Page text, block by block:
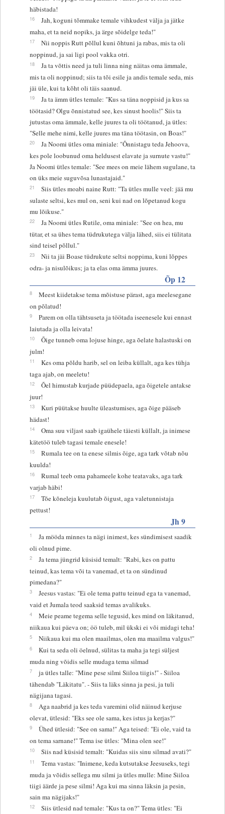
häbistada!
16
Jah, koguni tõmmake temale vihkudest välja ja jätke
maha, et ta neid nopiks, ja ärge sõidelge teda!"
17
Nii noppis Rutt põllul kuni õhtuni ja rabas, mis ta oli
noppinud, ja sai ligi pool vakka otri.
18
Ja ta võttis need ja tuli linna ning näitas oma ämmale,
mis ta oli noppinud; siis ta tõi esile ja andis temale seda, mis
jäi üle, kui ta kõht oli täis saanud.
19
Ja ta ämm ütles temale: "Kus sa täna noppisid ja kus sa
töötasid? Olgu õnnistatud see, kes sinust hoolis!" Siis ta
jutustas oma ämmale, kelle juures ta oli töötanud, ja ütles:
"Selle mehe nimi, kelle juures ma täna töötasin, on Boas!"
20
Ja Noomi ütles oma miniale: "Õnnistagu teda Jehoova,
kes pole loobunud oma heldusest elavate ja surnute vastu!"
Ja Noomi ütles temale: "See mees on meie lähem sugulane, ta
on üks meie suguvõsa lunastajaid."
21
Siis ütles moabi naine Rutt: "Ta ütles mulle veel: jää mu
sulaste seltsi, kes mul on, seni kui nad on lõpetanud kogu
mu lõikuse."
22
Ja Noomi ütles Rutile, oma miniale: "See on hea, mu
tütar, et sa ühes tema tüdrukutega välja lähed, siis ei tülitata
sind teisel põllul."
23
Nii ta jäi Boase tüdrukute seltsi noppima, kuni lõppes
odra- ja nisulõikus; ja ta elas oma ämma juures.
Õp 12
8
Meest kiidetakse tema mõistuse pärast, aga meelesegane
on põlatud!
9
Parem on olla tähtsuseta ja töötada iseenesele kui ennast
laiutada ja olla leivata!
10
Õige tunneb oma lojuse hinge, aga õelate halastuski on
julm!
11
Kes oma põldu harib, sel on leiba küllalt, aga kes tühja
taga ajab, on meeletu!
12
Õel himustab kurjade püüdepaela, aga õigetele antakse
juur!
13
Kuri püütakse huulte üleastumises, aga õige pääseb
hädast!
14
Oma suu viljast saab igaühele täiesti küllalt, ja inimese
kätetöö tuleb tagasi temale enesele!
15
Rumala tee on ta enese silmis õige, aga tark võtab nõu
kuulda!
16
Rumal teeb oma pahameele kohe teatavaks, aga tark
varjab häbi!
17
Tõe kõneleja kuulutab õigust, aga valetunnistaja
pettust!
Jh 9
1
Ja mööda minnes ta nägi inimest, kes sündimisest saadik
oli olnud pime.
2
Ja tema jüngrid küsisid temalt: "Rabi, kes on pattu
teinud, kas tema või ta vanemad, et ta on sündinud
pimedana?"
3
Jeesus vastas: "Ei ole tema pattu teinud ega ta vanemad,
vaid et Jumala teod saaksid temas avalikuks.
4
Meie peame tegema selle tegusid, kes mind on läkitanud,
niikaua kui päeva on; öö tuleb, mil ükski ei või midagi teha!
5 Niikaua kui ma olen maailmas, olen ma maailma valgus!"
6
Kui ta seda oli öelnud, sülitas ta maha ja tegi süljest
muda ning võidis selle mudaga tema silmad
7
ja ütles talle: "Mine pese silmi Siiloa tiigis!" - Siiloa
tähendab "Läkitatu". - Siis ta läks sinna ja pesi, ja tuli
nägijana tagasi.
8
Aga naabrid ja kes teda varemini olid näinud kerjuse
olevat, ütlesid: "Eks see ole sama, kes istus ja kerjas?"
9
Ühed ütlesid: "See on sama!" Aga teised: "Ei ole, vaid ta
on tema sarnane!" Tema ise ütles: "Mina olen see!"
10 Siis nad küsisid temalt: "Kuidas siis sinu silmad avati?"
11
Tema vastas: "Inimene, keda kutsutakse Jeesuseks, tegi
muda ja võidis sellega mu silmi ja ütles mulle: Mine Siiloa
tiigi äärde ja pese silmi! Aga kui ma sinna läksin ja pesin,
sain ma nägijaks!"
12
Siis ütlesid nad temale: "Kus ta on?" Tema ütles: "Ei